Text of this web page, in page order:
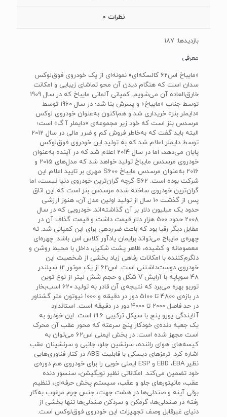
نظرات 0
بازدیدها: 187
معرفی
«مایباخ اس62 کالسکه‌ای» نمونه‌ای از یک خودروی فوق‌لوکس
سدان است که هنگام دیدن آن محو تماشای زیبایی و امکانت
خارق‌العاده آن می‌شویم. کمپانی آلمانی مایباخ که در سال 1909
توسط جناب «مایباخ» و پسرش بنا شد؛ در سال 1960 توسط
«دایملر بنز» خریداری شد و هم‌اکنون به‌عنوان خودروی لوکس
مرسدس بنز است که خود زیر مجموعه‌ی «دایملر آ گ» است؛
البته باید گفت که به‌خاطر فروش کم و ضرر مالی در سال 2012
توسط دایملر اعلام شد که به تولید این خودروی فوق‌لوکس
پایان می‌دهد، اما در سال 2014 اعلام شد که در آینده به‌عنوان
خودروی مرسدس مایباخ تولید خواهد شد که مدل‌های 2015 و
2016 به‌عنوان مرسدس مایباخ‌ S600‌ مهری بر تایید اعلام این
شرکت بوده است.‌ S62‌ گرچه گران‌ترین خودروی دنیا نیست، اما
گران‌ترین خودروی ساخته شده مرسدس بنز است که این اتاق
پس از گذشت 10 سال از تولید اولین مدل آن، هنوز ارزشی
حدود یک میلیون دلار بر آن گذاشته‌اند. خودرویی که در سال
2008 حدود 500 هزار دلار قیمت داشت و قیمت گذاف آن در
مقابل دیگر رقبا بود که باعث ضرر‌دهی برای این کمپانی شد. ته
چهره‌ی مایباخ می‌تواند برایمان یادآور کلاس اس باشد. چهره‌ای
معصومانه و کشیده، ظاهر پشت شکیل، داخل با محیط روشن و
دلگرم‌کننده با امکانات رفاهی زیاد بخشی از شخصیت این
خودروی دوست‌داشتنی است. اس62 از یک موتور 12 سیلندر
48 سوپاپه با آرایش‌ V شکل و حجم شش لیتر از نوع توین
توربو بهره می‌برد که نتیجه‌ی آن قادر به تولید 620 اسب‌بخار
در بازه‌ی 4800 تا 5100 دور در دقیقه و 1000 نیوتون متر گشتاور
در حد فاصل 2000 تا 4000 دور در دقیقه است. استاندارد
آلایندگی یورو پنج با سیکل ترکیبی 19.6 است. این خودرو به
یک جعبه دنده‌ی خودکار پنج سرعته که محور عقب آن محرک
است مجهز شده است. در بخش ایمنی اس62 می‌توان به
کیسه‌های هوای راننده، سرنشین جلو، جانبی و سرنشینان عقب
اشاره کرد. ترمزهای دیسکی با قابلیت‌ ABS‌ در کنار فناوری‌هایی
نظیر‌ EBD ،‌EBA‌ و‌ ESP‌ ایمنی خوبی را برای خودروی هم دوره‌ی
خود تضمین می‌کند. امکاناتی نظیر نویگیشن، سنسور دنده
عقب، مانیتورهای جلو و عقب، سیستم پخش حرفه‌ای، تنظیم
برقی آینه و صندلی‌ها در هشت جهت، جنس چرم مرغوب به‌کار
رفته در صندلی‌ها، گرمکن و سردکن صندلی‌ها تنها بخشی از
دنیای غیرقابل وصف تجهیزات این خودروی فوق‌لوکس است.